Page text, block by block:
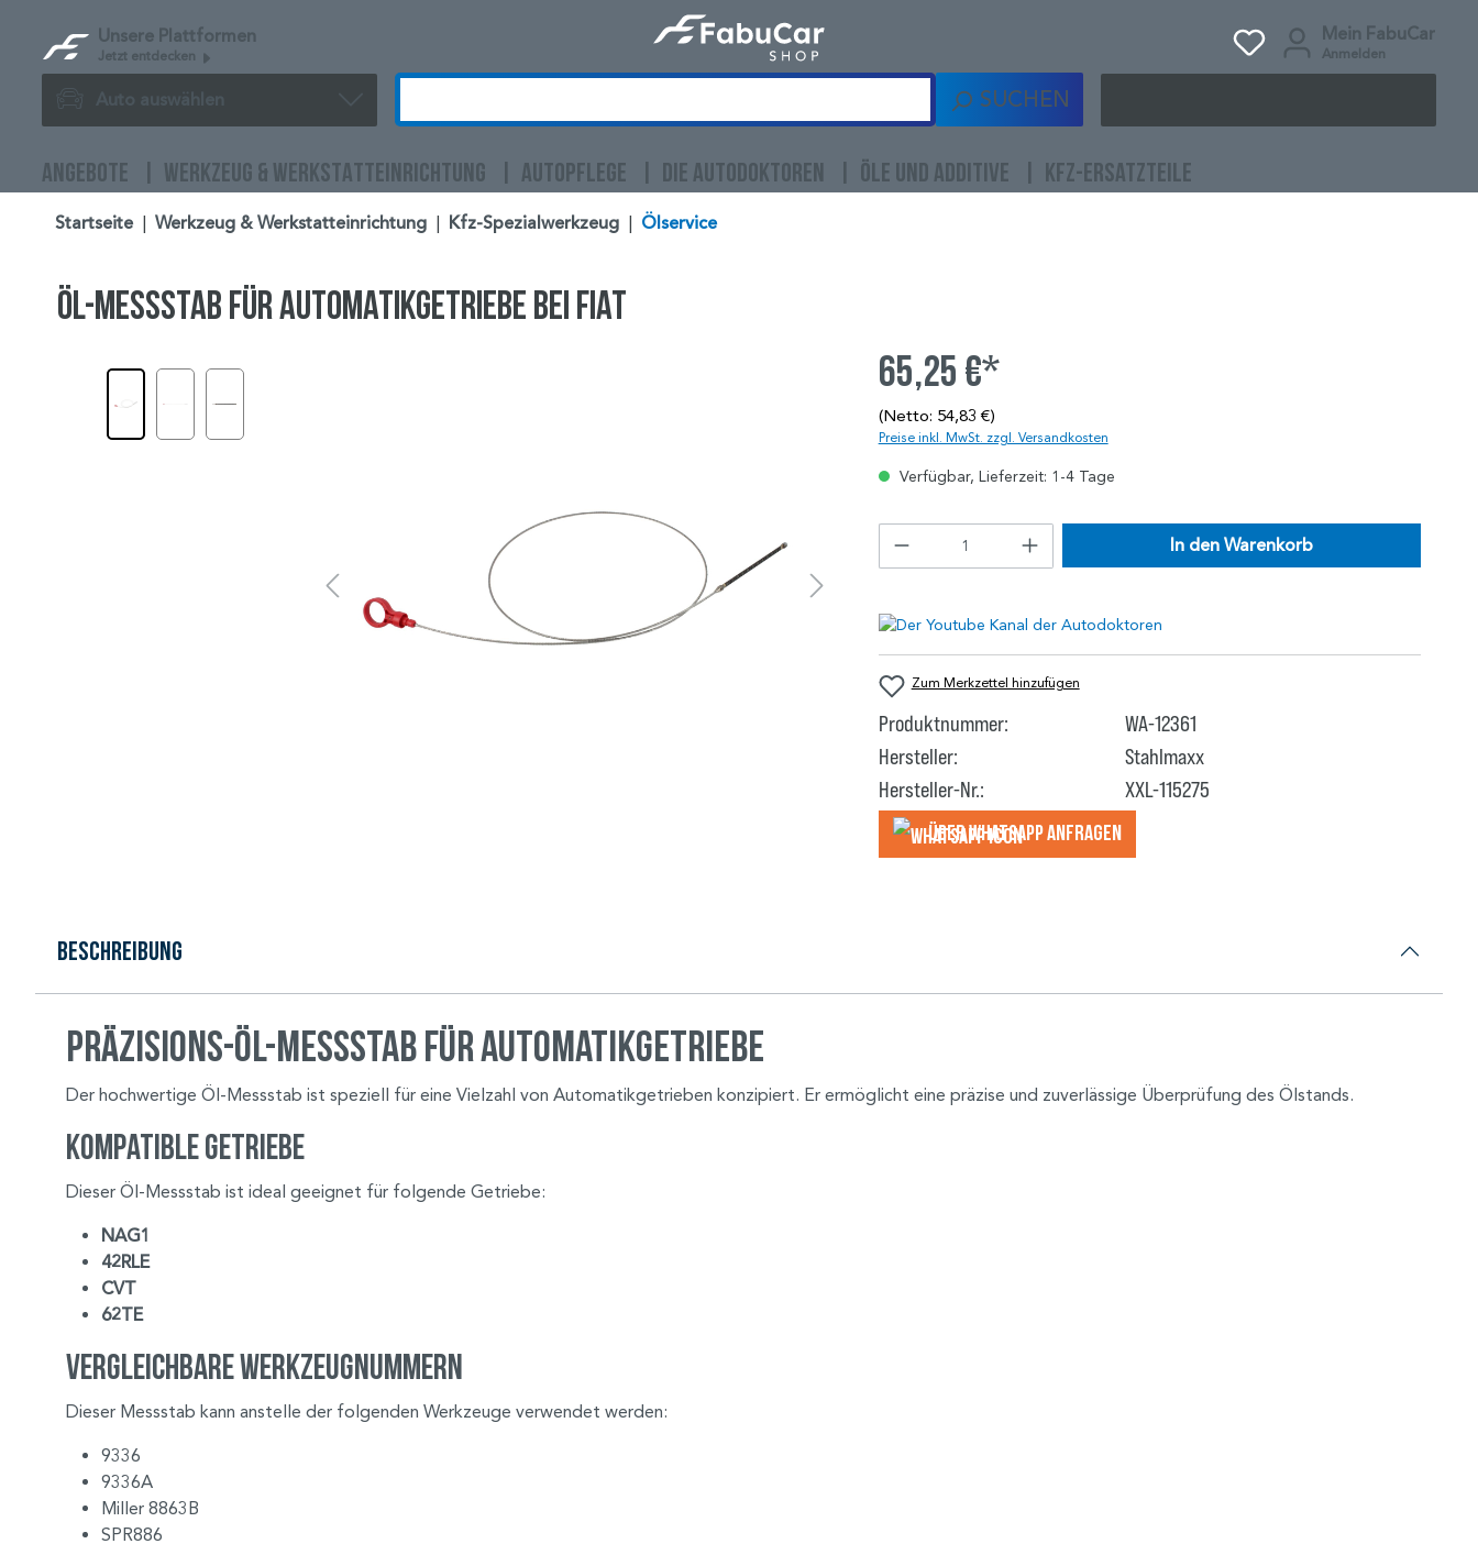
Unsere Plattformen
Jetzt entdecken
Mein FabuCar
Anmelden
Auto auswählen SUCHEN
ANGEBOTE WERKZEUG & WERKSTATTEINRICHTUNG AUTOPFLEGE DIE AUTODOKTOREN ÖLE UND ADDITIVE KFZ-ERSATZTEILE
Startseite Werkzeug & Werkstatteinrichtung Kfz-Spezialwerkzeug Ölservice
Öl-Messstab für Automatikgetriebe bei Fiat
65,25 €*
(Netto: 54,83 €)
Preise inkl. MwSt. zzgl. Versandkosten
Verfügbar, Lieferzeit: 1-4 Tage
In den Warenkorb
Zum Merkzettel hinzufügen
Produktnummer:
WA-12361
Hersteller:
Stahlmaxx
Hersteller-Nr.:
XXL-115275
Über WhatsApp anfragеn
Beschreibung
Präzisions-Öl-Messstab für Automatikgetriebe
Der hochwertige Öl-Messstab ist speziell für eine Vielzahl von Automatikgetrieben konzipiert. Er ermöglicht eine präzise und zuverlässige Überprüfung des Ölstands.
Kompatible Getriebe
Dieser Öl-Messstab ist ideal geeignet für folgende Getriebe:
NAG1
42RLE
CVT
62TE
Vergleichbare Werkzeugnummern
Dieser Messstab kann anstelle der folgenden Werkzeuge verwendet werden:
9336
9336A
Miller 8863B
SPR886